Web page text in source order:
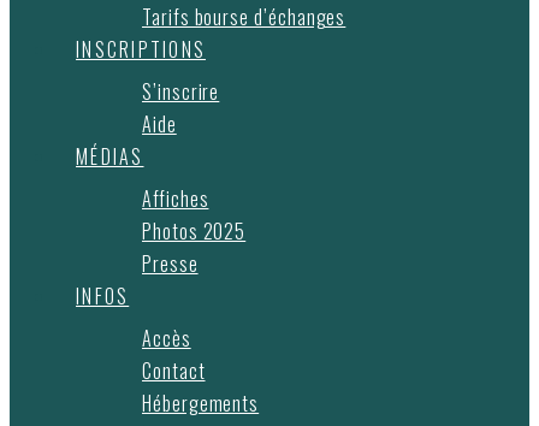
Tarifs bourse d’échanges
INSCRIPTIONS
S’inscrire
Aide
MÉDIAS
Affiches
Photos 2025
Presse
INFOS
Accès
Contact
Hébergements